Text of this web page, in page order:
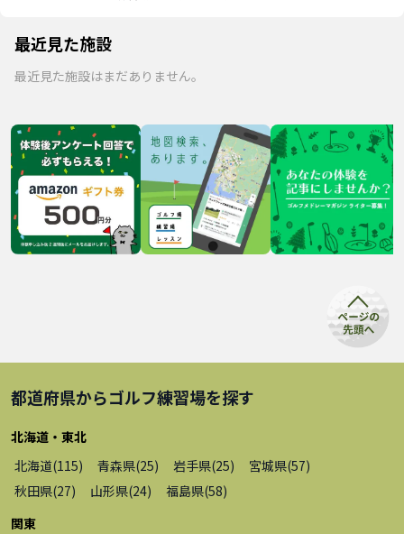
最近見た施設
最近見た施設はまだありません。
都道府県からゴルフ練習場を探す
北海道・東北
北海道(115) 青森県(25) 岩手県(25) 宮城県(57)
秋田県(27) 山形県(24) 福島県(58)
関東